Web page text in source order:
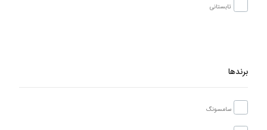
تابستانی
برندها
سامسونگ